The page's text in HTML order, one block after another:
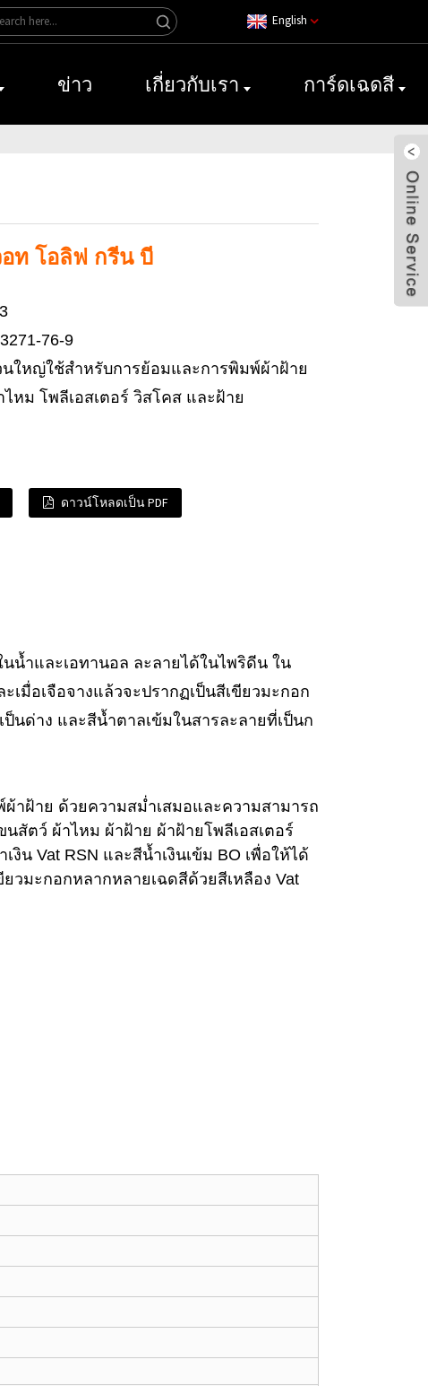
English
ข่าว เกี่ยวกับเรา การ์ดเฉดสี
ท โอลิฟ กรีน บี
3271-76-9
นใหญ่ใช้สำหรับการย้อมและการพิมพ์ผ้าฝ้าย
ไหม โพลีเอสเตอร์ วิสโคส และฝ้าย
ดาวน์โหลดเป็น PDF
นน้ำและเอทานอล ละลายได้ในไพริดีน ใน
มื่อเจือจางแล้วจะปรากฏเป็นสีเขียวมะกอก
นด่าง และสีน้ำตาลเข้มในสารละลายที่เป็นก
าฝ้าย ด้วยความสม่ำเสมอและความสามารถ
สัตว์ ผ้าไหม ผ้าฝ้าย ผ้าฝ้ายโพลีเอสเตอร์
น Vat RSN และสีน้ำเงินเข้ม BO เพื่อให้ได้
วมะกอกหลากหลายเฉดสีด้วยสีเหลือง Vat